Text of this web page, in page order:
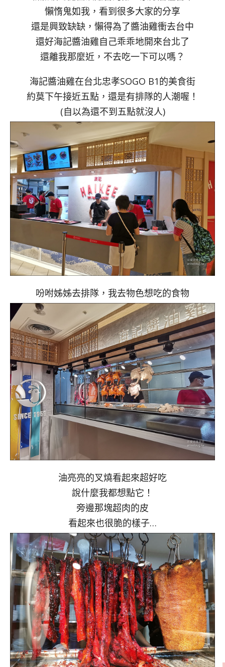
懶惰鬼如我，看到很多大家的分享
還是興致缺缺，懶得為了醬油雞衝去台中
還好海記醬油雞自己乖乖地開來台北了
還離我那麼近，不去吃一下可以嗎？
海記醬油雞在台北忠孝SOGO B1的美食街
約莫下午接近五點，還是有排隊的人潮喔！
(自以為還不到五點就沒人)
吩咐姊姊去排隊，我去物色想吃的食物
油亮亮的叉燒看起來超好吃
說什麼我都想點它！
旁邊那塊超肉的皮
看起來也很脆的樣子…